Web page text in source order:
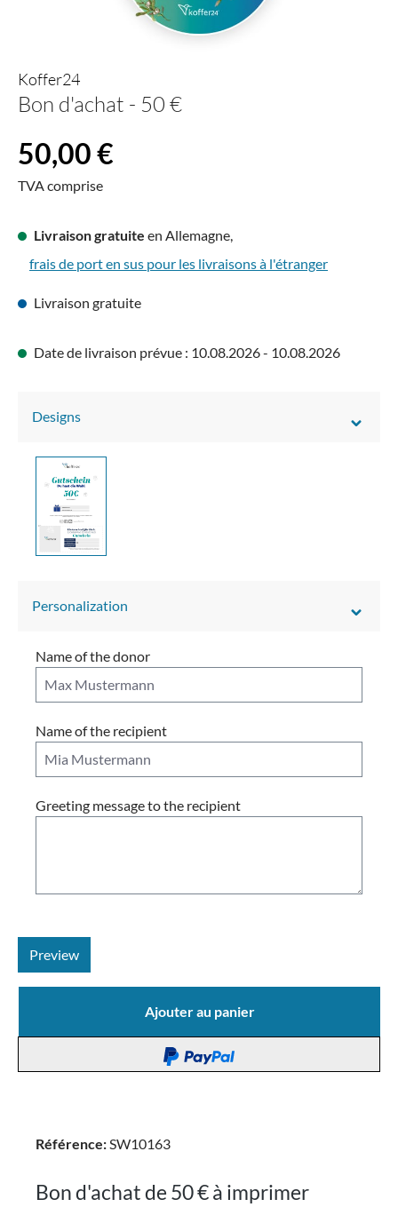
Koffer24
Bon d'achat - 50 €
Prix régulier :
50,00 €
TVA comprise
Livraison gratuite en Allemagne,
frais de port en sus pour les livraisons à l'étranger
Livraison gratuite
Date de livraison prévue : 10.08.2026 - 10.08.2026
Designs
Personalization
Name of the donor
Name of the recipient
Greeting message to the recipient
Preview
Ajouter au panier
Référence:SW10163
Bon d'achat de 50 € à imprimer